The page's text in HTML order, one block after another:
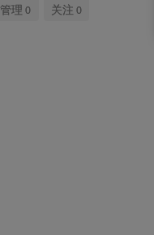
管理 0 关注 0